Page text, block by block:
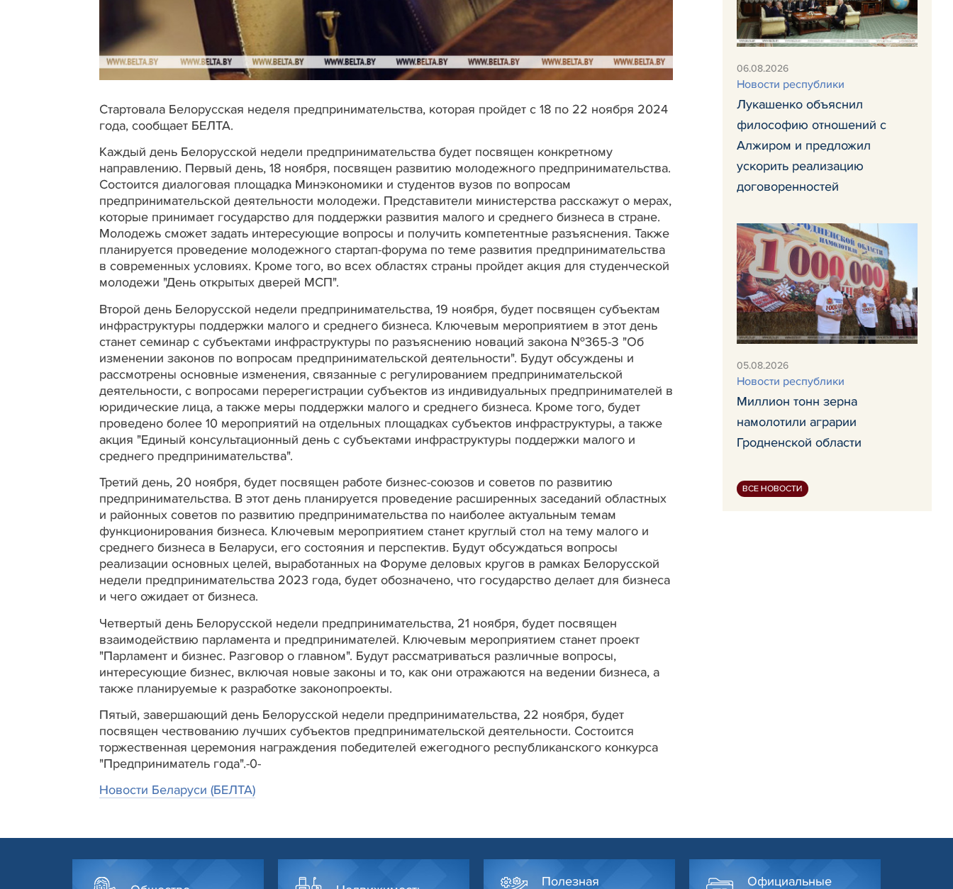
Стартовала Белорусская неделя предпринимательства, которая пройдет с 18 по 22 ноября 2024
года, сообщает БЕЛТА.
Каждый день Белорусской недели предпринимательства будет посвящен конкретному
направлению. Первый день, 18 ноября, посвящен развитию молодежного предпринимательства.
Состоится диалоговая площадка Минэкономики и студентов вузов по вопросам
предпринимательской деятельности молодежи. Представители министерства расскажут о мерах,
которые принимает государство для поддержки развития малого и среднего бизнеса в стране.
Молодежь сможет задать интересующие вопросы и получить компетентные разъяснения. Также
планируется проведение молодежного стартап-форума по теме развития предпринимательства
в современных условиях. Кроме того, во всех областях страны пройдет акция для студенческой
молодежи "День открытых дверей МСП".
Второй день Белорусской недели предпринимательства, 19 ноября, будет посвящен субъектам
инфраструктуры поддержки малого и среднего бизнеса. Ключевым мероприятием в этот день
станет семинар с субъектами инфраструктуры по разъяснению новаций закона №365-З "Об
изменении законов по вопросам предпринимательской деятельности". Будут обсуждены и
рассмотрены основные изменения, связанные с регулированием предпринимательской
деятельности, с вопросами перерегистрации субъектов из индивидуальных предпринимателей в
юридические лица, а также меры поддержки малого и среднего бизнеса. Кроме того, будет
проведено более 10 мероприятий на отдельных площадках субъектов инфраструктуры, а также
акция "Единый консультационный день с субъектами инфраструктуры поддержки малого и
среднего предпринимательства".
Третий день, 20 ноября, будет посвящен работе бизнес-союзов и советов по развитию
предпринимательства. В этот день планируется проведение расширенных заседаний областных
и районных советов по развитию предпринимательства по наиболее актуальным темам
функционирования бизнеса. Ключевым мероприятием станет круглый стол на тему малого и
среднего бизнеса в Беларуси, его состояния и перспектив. Будут обсуждаться вопросы
реализации основных целей, выработанных на Форуме деловых кругов в рамках Белорусской
недели предпринимательства 2023 года, будет обозначено, что государство делает для бизнеса
и чего ожидает от бизнеса.
Четвертый день Белорусской недели предпринимательства, 21 ноября, будет посвящен
взаимодействию парламента и предпринимателей. Ключевым мероприятием станет проект
"Парламент и бизнес. Разговор о главном". Будут рассматриваться различные вопросы,
интересующие бизнес, включая новые законы и то, как они отражаются на ведении бизнеса, а
также планируемые к разработке законопроекты.
Пятый, завершающий день Белорусской недели предпринимательства, 22 ноября, будет
посвящен чествованию лучших субъектов предпринимательской деятельности. Состоится
торжественная церемония награждения победителей ежегодного республиканского конкурса
"Предприниматель года".-0-
Новости Беларуси (БЕЛТА)
06.08.2026
Новости республики
Лукашенко объяснил
философию отношений с
Алжиром и предложил
ускорить реализацию
договоренностей
05.08.2026
Новости республики
Миллион тонн зерна
намолотили аграрии
Гродненской области
ВСЕ НОВОСТИ
Полезная Официальные